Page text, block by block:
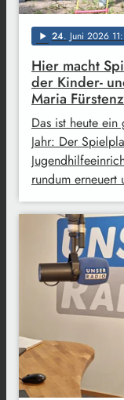
play_arrow 24. Juni 2026
Hier macht
der Kinder-
Maria
Das ist heute
Jahr: Der
rundum